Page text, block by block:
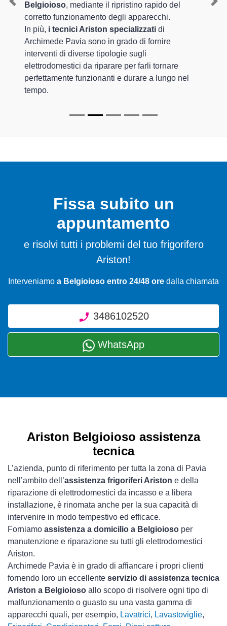
Belgioioso, mediante il ripristino rapido del
corretto funzionamento degli apparecchi.
In più, i tecnici Ariston specializzati di
Archimede Pavia sono in grado di fornire
interventi di diverse tipologie sugli
elettrodomestici da riparare per farli tornare
perfettamente funzionanti e durare a lungo nel
tempo.
Previous
Fissa subito un
appuntamento
e risolvi tutti i problemi del tuo frigorifero
Ariston!
Interveniamo a Belgioioso entro 24/48 ore dalla chiamata
3486102520
WhatsApp
Ariston Belgioioso assistenza
tecnica
L’azienda, punto di riferimento per tutta la zona di Pavia
nell’ambito dell’assistenza frigoriferi Ariston e della
riparazione di elettrodomestici da incasso e a libera
installazione, è rinomata anche per la sua capacità di
intervenire in modo tempestivo ed efficace.
Forniamo assistenza a domicilio a Belgioioso per
manutenzione e riparazione su tutti gli elettrodomestici
Ariston.
Archimede Pavia è in grado di affiancare i propri clienti
fornendo loro un eccellente servizio di assistenza tecnica
Ariston a Belgioioso allo scopo di risolvere ogni tipo di
malfunzionamento o guasto su una vasta gamma di
apparecchi quali, per esempio, Lavatrici, Lavastoviglie,